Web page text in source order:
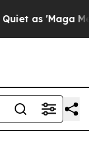
as 'Maga